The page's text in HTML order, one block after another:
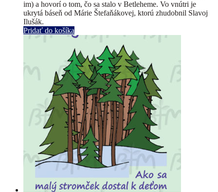
im) a hovorí o tom, čo sa stalo v Betleheme. Vo vnútri je
ukrytá báseň od Márie Štefaňákovej, ktorú zhudobnil Slavoj
Ilušák.
Pridať do košíka